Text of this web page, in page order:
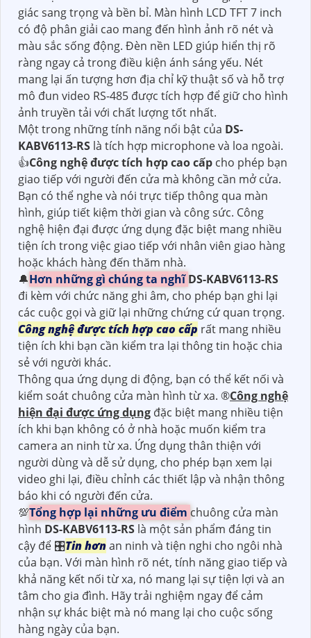
giác sang trọng và bền bỉ. Màn hình LCD TFT 7 inch
có độ phân giải cao mang đến hình ảnh rõ nét và
màu sắc sống động. Đèn nền LED giúp hiển thị rõ
ràng ngay cả trong điều kiện ánh sáng yếu. Nét
mang lại ấn tượng hơn địa chỉ kỹ thuật số và hỗ trợ
mô đun video RS-485 được tích hợp để giữ cho hình
ảnh truyền tải với chất lượng tốt nhất.
Một trong những tính năng nổi bật của DS-
KABV6113-RS là tích hợp microphone và loa ngoài.
👍Công nghệ được tích hợp cao cấp cho phép bạn
giao tiếp với người đến cửa mà không cần mở cửa.
Bạn có thể nghe và nói trực tiếp thông qua màn
hình, giúp tiết kiệm thời gian và công sức. Công
nghệ hiện đại được ứng dụng đặc biệt mang nhiều
tiện ích trong việc giao tiếp với nhân viên giao hàng
hoặc khách hàng đến thăm nhà.
🔔Hơn những gì chúng ta nghĩDS-KABV6113-RS
đi kèm với chức năng ghi âm, cho phép bạn ghi lại
các cuộc gọi và giữ lại những chứng cứ quan trọng.
Công nghệ được tích hợp cao cấp rất mang nhiều
tiện ích khi bạn cần kiểm tra lại thông tin hoặc chia
sẻ với người khác.
Thông qua ứng dụng di động, bạn có thể kết nối và
kiểm soát chuông cửa màn hình từ xa. ®️Công nghệ
hiện đại được ứng dụng đặc biệt mang nhiều tiện
ích khi bạn không có ở nhà hoặc muốn kiểm tra
camera an ninh từ xa. Ứng dụng thân thiện với
người dùng và dễ sử dụng, cho phép bạn xem lại
video ghi lại, điều chỉnh các thiết lập và nhận thông
báo khi có người đến cửa.
💯Tổng hợp lại những ưu điểm chuông cửa màn
hình DS-KABV6113-RS là một sản phẩm đáng tin
cậy để 🎛Tin hơnan ninh và tiện nghi cho ngôi nhà
của bạn. Với màn hình rõ nét, tính năng giao tiếp và
khả năng kết nối từ xa, nó mang lại sự tiện lợi và an
tâm cho gia đình. Hãy trải nghiệm ngay để cảm
nhận sự khác biệt mà nó mang lại cho cuộc sống
hàng ngày của bạn.